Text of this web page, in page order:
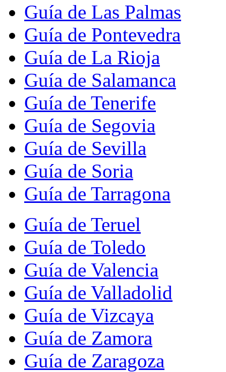
Guía de Las Palmas
Guía de Pontevedra
Guía de La Rioja
Guía de Salamanca
Guía de Tenerife
Guía de Segovia
Guía de Sevilla
Guía de Soria
Guía de Tarragona
Guía de Teruel
Guía de Toledo
Guía de Valencia
Guía de Valladolid
Guía de Vizcaya
Guía de Zamora
Guía de Zaragoza